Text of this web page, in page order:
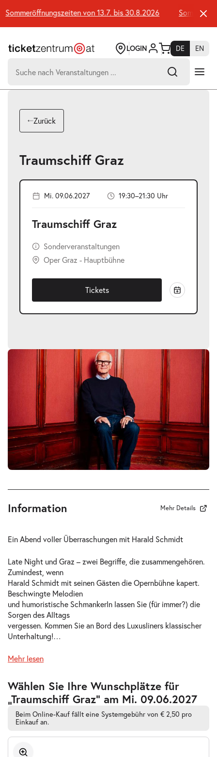
Seiteninhalt
springen
von 13.7. bis 30.8.2026
LOGIN DE
EN
nach:
Suchtreffer:
Zurück
Traumschiff Graz
Mi. 09.06.2027 19:30–21:30 Uhr
Traumschiff Graz
Sonderveranstaltungen
Oper Graz - Hauptbühne
Tickets
Information Mehr Details
Ein Abend voller Überraschungen mit Harald Schmidt
Late Night und Graz – zwei Begriffe, die zusammengehören.
Zumindest, wenn
Harald Schmidt mit seinen Gästen die Opernbühne kapert.
Beschwingte Melodien
und humoristische Schmankerln lassen Sie (für immer?) die
Sorgen des Alltags
vergessen. Kommen Sie an Bord des Luxusliners klassischer
Unterhaltung!…
Mehr lesen
Wählen Sie Ihre Wunschplätze für
„Traumschiff Graz” am Mi. 09.06.2027
Beim Online-Kauf fällt eine Systemgebühr von € 2,50 pro
Einkauf an.
Zur
barrierefreien
automatischen
Bestplatzwahl